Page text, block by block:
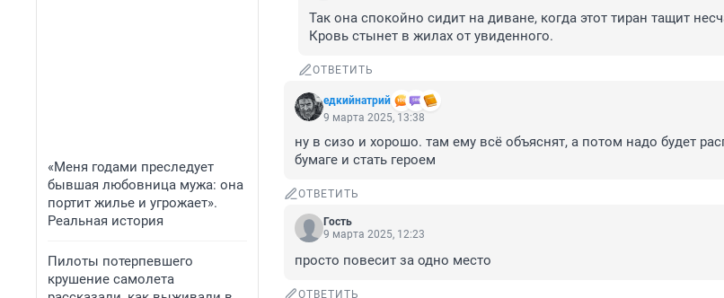
«Меня годами преследует
бывшая любовница мужа: она
портит жилье и угрожает».
Реальная история
Пилоты потерпевшего
крушение самолета
Так она спокойно сидит на диване, когда этот тиран тащит
Кровь стынет в жилах от увиденного.
ОТВЕТИТЬ
едкийнатрий
9 марта 2025, 13:38
ну в сизо и хорошо. там ему всё объяснят, а потом надо будет
бумаге и стать героем
ОТВЕТИТЬ
Гость
9 марта 2025, 12:23
просто повесит за одно место
ОТВЕТИТЬ